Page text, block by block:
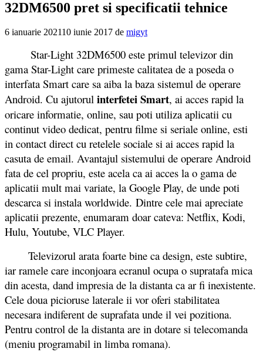
32DM6500 pret si specificatii tehnice
6 ianuarie 202110 iunie 2017 de migyt
Star-Light 32DM6500 este primul televizor din
gama Star-Light care primeste calitatea de a poseda o
interfata Smart care sa aiba la baza sistemul de operare
Android. Cu ajutorul interfetei Smart, ai acces rapid la
oricare informatie, online, sau poti utiliza aplicatii cu
continut video dedicat, pentru filme si seriale online, esti
in contact direct cu retelele sociale si ai acces rapid la
casuta de email. Avantajul sistemului de operare Android
fata de cel propriu, este acela ca ai acces la o gama de
aplicatii mult mai variate, la Google Play, de unde poti
descarca si instala worldwide. Dintre cele mai apreciate
aplicatii prezente, enumaram doar cateva: Netflix, Kodi,
Hulu, Youtube, VLC Player.
Televizorul arata foarte bine ca design, este subtire,
iar ramele care inconjoara ecranul ocupa o supratafa mica
din acesta, dand impresia de la distanta ca ar fi inexistente.
Cele doua picioruse laterale ii vor oferi stabilitatea
necesara indiferent de suprafata unde il vei pozitiona.
Pentru control de la distanta are in dotare si telecomanda
(meniu programabil in limba romana).